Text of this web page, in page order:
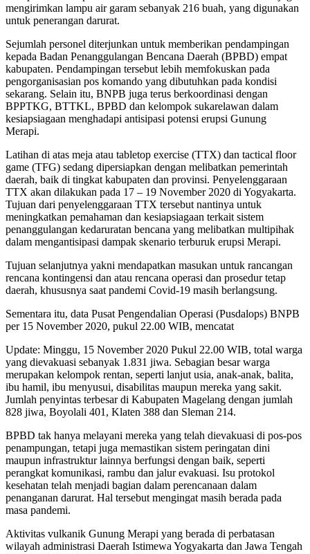
mengirimkan lampu air garam sebanyak 216 buah, yang digunakan
untuk penerangan darurat.
Sejumlah personel diterjunkan untuk memberikan pendampingan
kepada Badan Penanggulangan Bencana Daerah (BPBD) empat
kabupaten. Pendampingan tersebut lebih memfokuskan pada
pengorganisasian pos komando yang dibutuhkan pada kondisi
sekarang. Selain itu, BNPB juga terus berkoordinasi dengan
BPPTKG, BTTKL, BPBD dan kelompok sukarelawan dalam
kesiapsiagaan menghadapi antisipasi potensi erupsi Gunung
Merapi.
Latihan di atas meja atau tabletop exercise (TTX) dan tactical floor
game (TFG) sedang dipersiapkan dengan melibatkan pemerintah
daerah, baik di tingkat kabupaten dan provinsi. Penyelenggaraan
TTX akan dilakukan pada 17 – 19 November 2020 di Yogyakarta.
Tujuan dari penyelenggaraan TTX tersebut nantinya untuk
meningkatkan pemahaman dan kesiapsiagaan terkait sistem
penanggulangan kedaruratan bencana yang melibatkan multipihak
dalam mengantisipasi dampak skenario terburuk erupsi Merapi.
Tujuan selanjutnya yakni mendapatkan masukan untuk rancangan
rencana kontingensi dan atau rencana operasi dan prosedur tetap
daerah, khususnya saat pandemi Covid-19 masih berlangsung.
Sementara itu, data Pusat Pengendalian Operasi (Pusdalops) BNPB
per 15 November 2020, pukul 22.00 WIB, mencatat
Update: Minggu, 15 November 2020 Pukul 22.00 WIB, total warga
yang dievakuasi sebanyak 1.831 jiwa. Sebagian besar warga
merupakan kelompok rentan, seperti lanjut usia, anak-anak, balita,
ibu hamil, ibu menyusui, disabilitas maupun mereka yang sakit.
Jumlah penyintas terbesar di Kabupaten Magelang dengan jumlah
828 jiwa, Boyolali 401, Klaten 388 dan Sleman 214.
BPBD tak hanya melayani mereka yang telah dievakuasi di pos-pos
penampungan, tetapi juga memastikan sistem peringatan dini
maupun infrastruktur lainnya berfungsi dengan baik, seperti
perangkat komunikasi, rambu dan jalur evakuasi. Isu protokol
kesehatan telah menjadi bagian dalam perencanaan dalam
penanganan darurat. Hal tersebut mengingat masih berada pada
masa pandemi.
Aktivitas vulkanik Gunung Merapi yang berada di perbatasan
wilayah administrasi Daerah Istimewa Yogyakarta dan Jawa Tengah